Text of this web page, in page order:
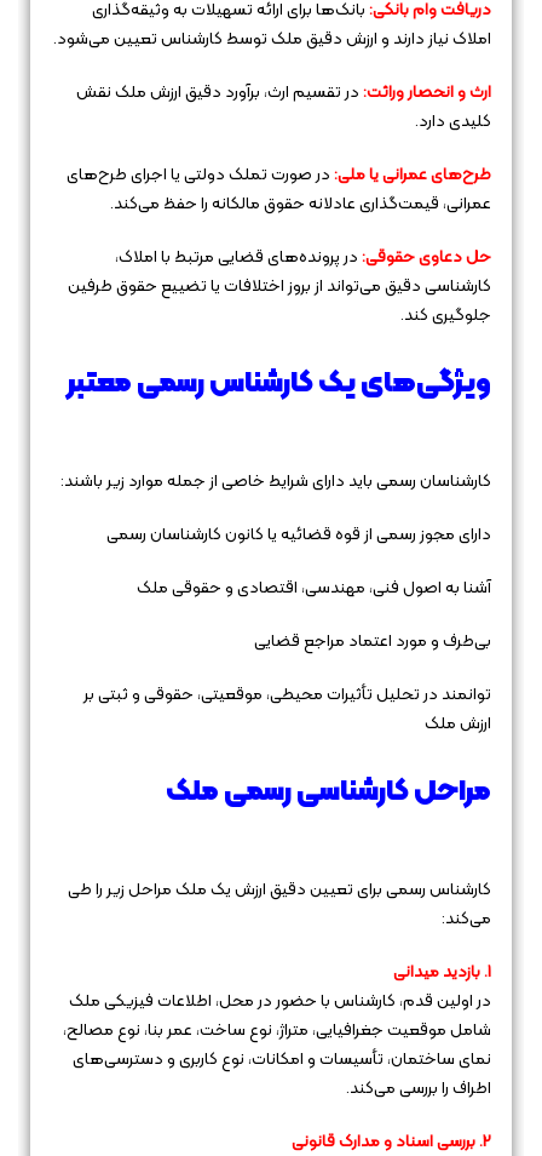
دریافت وام بانکی:بانک‌ها برای ارائه تسهیلات به وثیقه‌گذاری
املاک نیاز دارند و ارزش دقیق ملک توسط کارشناس تعیین می‌شود.
ارث و انحصار وراثت:در تقسیم ارث، برآورد دقیق ارزش ملک نقش
کلیدی دارد.
طرح‌های عمرانی یا ملی:در صورت تملک دولتی یا اجرای طرح‌های
عمرانی، قیمت‌گذاری عادلانه حقوق مالکانه را حفظ می‌کند.
حل دعاوی حقوقی:در پرونده‌های قضایی مرتبط با املاک،
کارشناسی دقیق می‌تواند از بروز اختلافات یا تضییع حقوق طرفین
جلوگیری کند.
ویژگی‌های یک کارشناس رسمی معتبر
کارشناسان رسمی باید دارای شرایط خاصی از جمله موارد زیر باشند:
دارای مجوز رسمی از قوه قضائیه یا کانون کارشناسان رسمی
آشنا به اصول فنی، مهندسی، اقتصادی و حقوقی ملک
بی‌طرف و مورد اعتماد مراجع قضایی
توانمند در تحلیل تأثیرات محیطی، موقعیتی، حقوقی و ثبتی بر
ارزش ملک
مراحل کارشناسی رسمی ملک
کارشناس رسمی برای تعیین دقیق ارزش یک ملک مراحل زیر را طی
می‌کند:
1. بازدید میدانی
در اولین قدم، کارشناس با حضور در محل، اطلاعات فیزیکی ملک
شامل موقعیت جغرافیایی، متراژ، نوع ساخت، عمر بنا، نوع مصالح،
نمای ساختمان، تأسیسات و امکانات، نوع کاربری و دسترسی‌های
اطراف را بررسی می‌کند.
2. بررسی اسناد و مدارک قانونی